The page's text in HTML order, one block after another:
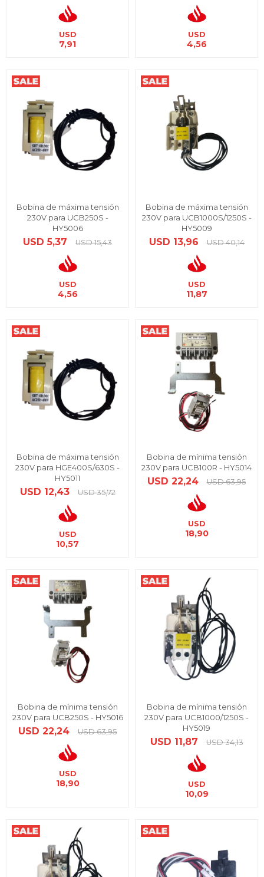
USD
7,91
USD
4,56
Bobina de máxima tensión
230V para UCB250S -
HY5006
USD 5,37 USD 15,43
USD
4,56
Bobina de máxima tensión
230V para UCB1000S/1250S -
HY5009
USD 13,96 USD 40,14
USD
11,87
Bobina de máxima tensión
230V para HGE400S/630S -
HY5011
USD 12,43 USD 35,72
USD
10,57
Bobina de mínima tensión
230V para UCB100R - HY5014
USD 22,24 USD 63,95
USD
18,90
Bobina de mínima tensión
230V para UCB250S - HY5016
USD 22,24 USD 63,95
USD
18,90
Bobina de mínima tensión
230V para UCB1000/1250S -
HY5019
USD 11,87 USD 34,13
USD
10,09